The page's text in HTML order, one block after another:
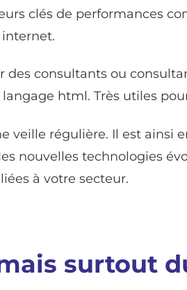
clés de performances
des consultants ou
html. Très utiles
veille régulière. Il est
nouvelles technologies
à votre secteur.
surtout